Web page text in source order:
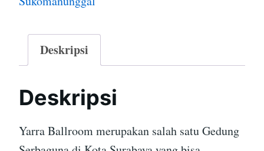
Deskripsi
Deskripsi
Yarra Ballroom merupakan salah satu Gedung